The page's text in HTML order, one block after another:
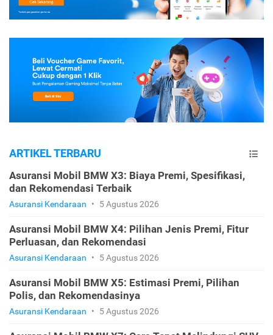
ARTIKEL TERBARU
Asuransi Mobil BMW X3: Biaya Premi, Spesifikasi,
dan Rekomendasi Terbaik
Asuransi Kendaraan • 5 Agustus 2026
Asuransi Mobil BMW X4: Pilihan Jenis Premi, Fitur
Perluasan, dan Rekomendasi
Asuransi Kendaraan • 5 Agustus 2026
Asuransi Mobil BMW X5: Estimasi Premi, Pilihan
Polis, dan Rekomendasinya
Asuransi Kendaraan • 5 Agustus 2026